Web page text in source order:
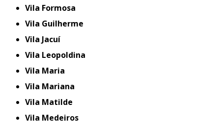
Vila Formosa
Vila Guilherme
Vila Jacuí
Vila Leopoldina
Vila Maria
Vila Mariana
Vila Matilde
Vila Medeiros